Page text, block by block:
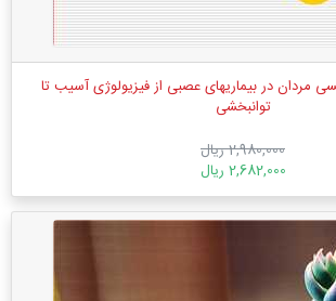
مردان در بیماریهای عصبی از فیزیولوژی آسیب تا
توانبخشی
2,980,000 ریال
2,682,000 ریال